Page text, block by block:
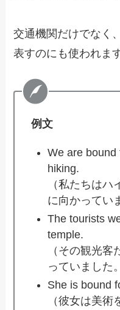
交通機関だけでなく
表すのにも使われます
例文
We are bound
hiking.
（私たちは
に向かってい
The tourists
temple.
（その観光
っていました
She is bound
（彼女は美